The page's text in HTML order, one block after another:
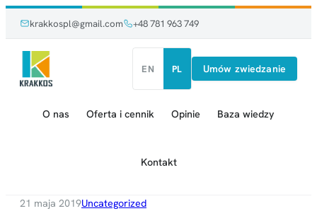
treści
treści
krakkospl@gmail.com +48 781 963 749
O nas Oferta i cennik Opinie Baza wiedzy
Kontakt
EN PL Umów zwiedzanie
21 maja 2019Uncategorized